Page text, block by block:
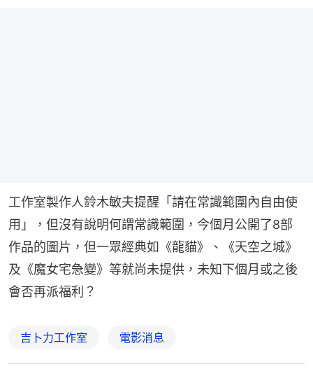
工作室製作人鈴木敏夫提醒「請在常識範圍內自由使
用」，但沒有說明何謂常識範圍，今個月公開了8部
作品的圖片，但一眾經典如《龍貓》、《天空之城》
及《魔女宅急變》等就尚未提供，未知下個月或之後
會否再派福利？
吉卜力工作室 電影消息